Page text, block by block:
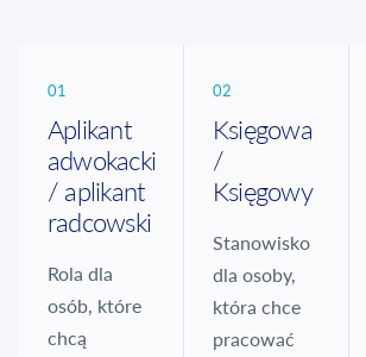
01
Aplikant
adwokacki
/ aplikant
radcowski
Rola dla
osób, które
chcą
02
Księgowa
/
Księgowy
Stanowisko
dla osoby,
która chce
pracować